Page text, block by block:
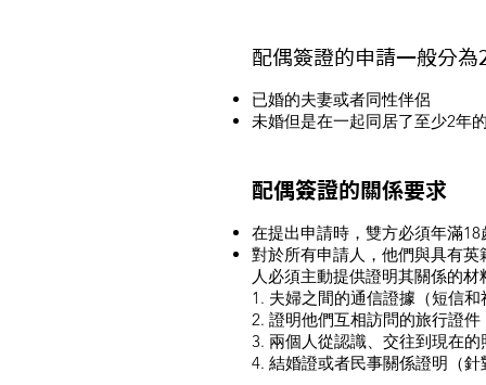
配偶簽證的申請一般分為
已婚的夫妻或者同性伴侶
未婚但是在一起同居了至少2年
配偶簽證的關係要求
在提出申請時，雙方必須年滿18
對於所有申請人，他們與具有
人必須主動提供證明其關係的材
1. 夫婦之間的通信證據（短信
2. 證明他們互相訪問的旅行證件
3. 兩個人從認識、交往到現在
4. 結婚證或者民事關係證明（